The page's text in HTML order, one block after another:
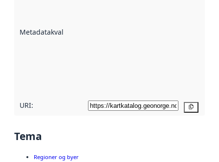
Metadatakvalitet
URI:
Tema
Regioner og byer